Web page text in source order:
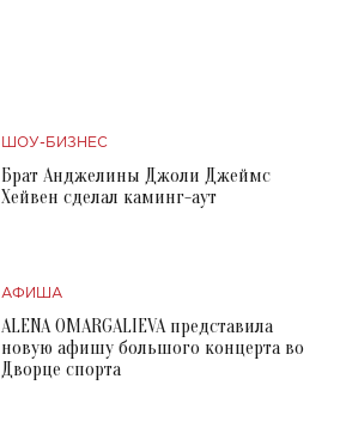
ШОУ-БИЗНЕС
Брат Анджелины Джоли Джеймс
Хейвен сделал каминг-аут
АФИША
ALENA OMARGALIEVA представила
новую афишу большого концерта во
Дворце спорта